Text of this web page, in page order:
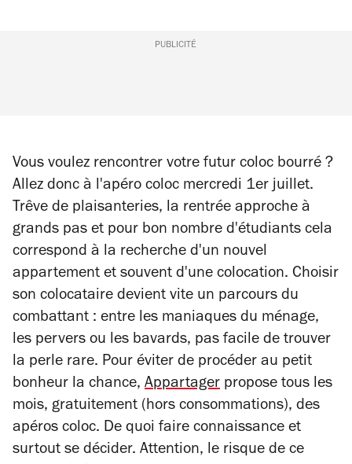
PUBLICITÉ
Vous voulez rencontrer votre futur coloc bourré ?
Allez donc à l'apéro coloc mercredi 1er juillet.
Trêve de plaisanteries, la rentrée approche à
grands pas et pour bon nombre d'étudiants cela
correspond à la recherche d'un nouvel
appartement et souvent d'une colocation. Choisir
son colocataire devient vite un parcours du
combattant : entre les maniaques du ménage,
les pervers ou les bavards, pas facile de trouver
la perle rare. Pour éviter de procéder au petit
bonheur la chance, Appartager propose tous les
mois, gratuitement (hors consommations), des
apéros coloc. De quoi faire connaissance et
surtout se décider. Attention, le risque de ce